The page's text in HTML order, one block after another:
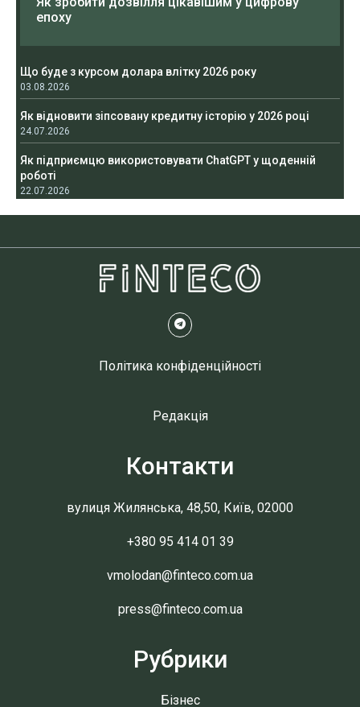
епоху
Що буде з курсом долара влітку 2026 року
03.08.2026
Як відновити зіпсовану кредитну історію у 2026 році
24.07.2026
Як підприємцю використовувати ChatGPT у щоденній
роботі
22.07.2026
Політика конфіденційності
Редакція
Контакти
вулиця Жилянська, 48,50, Київ, 02000
+380 95 414 01 39
vmolodan@finteco.com.ua
press@finteco.com.ua
Рубрики
Бізнес